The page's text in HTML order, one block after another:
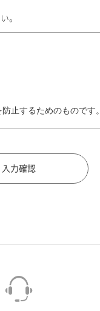
。
止するためのものです。